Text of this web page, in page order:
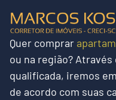
Quer comprar
ou na região? Através
qualificada, iremos
de acordo com suas